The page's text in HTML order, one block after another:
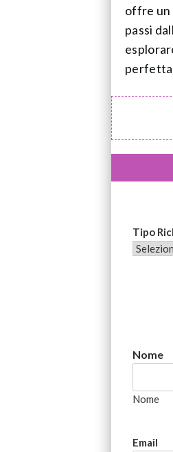
offre un
passi
perfetta
Tipo
Nome
Nome
Email